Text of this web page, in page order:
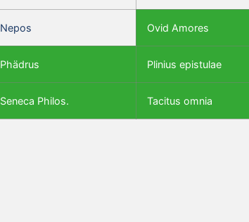
Nepos Ovid Amores
Phädrus Plinius epistulae
Seneca Philos. Tacitus omnia